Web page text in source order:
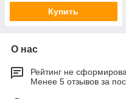
Купить
О нас
Рейтинг не
Менее 5 отзывов за